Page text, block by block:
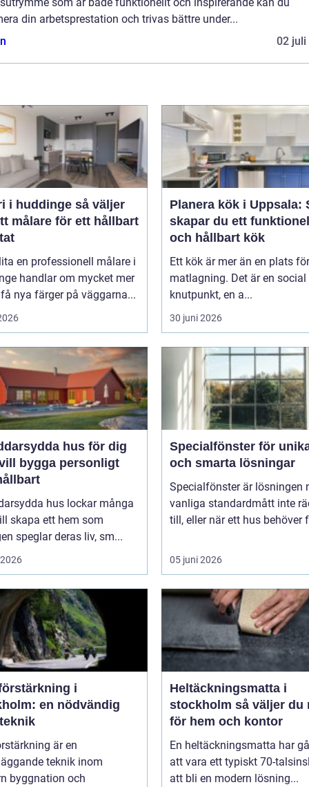
din arbetsprestation och trivas bättre under...
02 juli
så väljer
målare för ett hållbart
en professionell målare i
handlar om mycket mer
nya färger på väggarna...
Planera kök i Uppsala:
skapar du ett
och hållbart kök
Ett kök är mer än en plats för
matlagning. Det är en social
knutpunkt, en a...
30 juni 2026
hus för dig
bygga personligt
hus lockar många
skapa ett hem som
speglar deras liv, sm...
Specialfönster för
och smarta lösningar
Specialfönster är lösningen
vanliga standardmått inte
till, eller när ett hus behöver
05 juni 2026
i
en nödvändig
är en
teknik inom
byggnation och
Heltäckningsmatta i
stockholm så väljer du rätt
för hem och kontor
En heltäckningsmatta har
att vara ett typiskt 70-
att bli en modern lösning...